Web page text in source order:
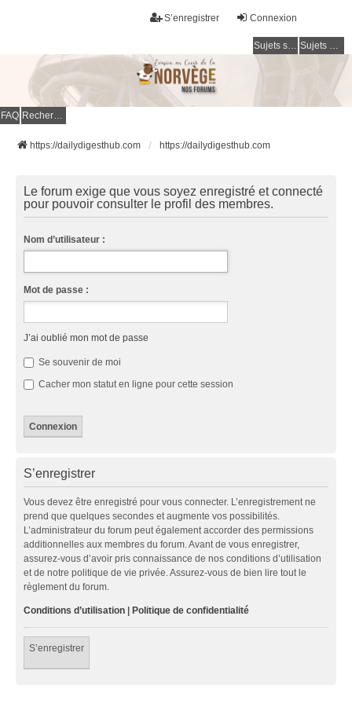
Connexion
S’enregistrer
Sujets sans réponse Sujets actifs
FAQ Rechercher
https://dailydigesthub.com https://dailydigesthub.com
Le forum exige que vous soyez enregistré et connecté
pour pouvoir consulter le profil des membres.
Nom d’utilisateur :
Mot de passe :
J’ai oublié mon mot de passe
Se souvenir de moi
Cacher mon statut en ligne pour cette session
S’enregistrer
Vous devez être enregistré pour vous connecter. L’enregistrement ne
prend que quelques secondes et augmente vos possibilités.
L’administrateur du forum peut également accorder des permissions
additionnelles aux membres du forum. Avant de vous enregistrer,
assurez-vous d’avoir pris connaissance de nos conditions d’utilisation
et de notre politique de vie privée. Assurez-vous de bien lire tout le
règlement du forum.
Conditions d’utilisation Politique de confidentialité
S’enregistrer